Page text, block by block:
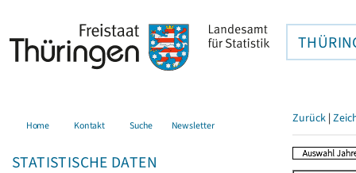
Home Kontakt Suche Newsletter
STATISTISCHE DATEN
Zurück |